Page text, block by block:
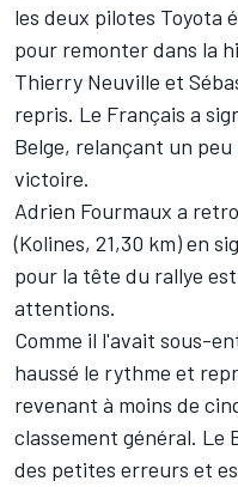
les deux pilotes Toyota
pour remonter dans la
Thierry Neuville et
repris. Le Français a
Belge, relançant un
victoire.
Adrien Fourmaux a
(Kolines, 21,30 km) en
pour la tête du rallye
attentions.
Comme il l'avait sous-
haussé le rythme et
revenant à moins de
classement général. Le
des petites erreurs et